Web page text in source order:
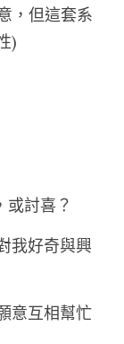
，但這套系
)
或討喜？
我好奇與興
意互相幫忙